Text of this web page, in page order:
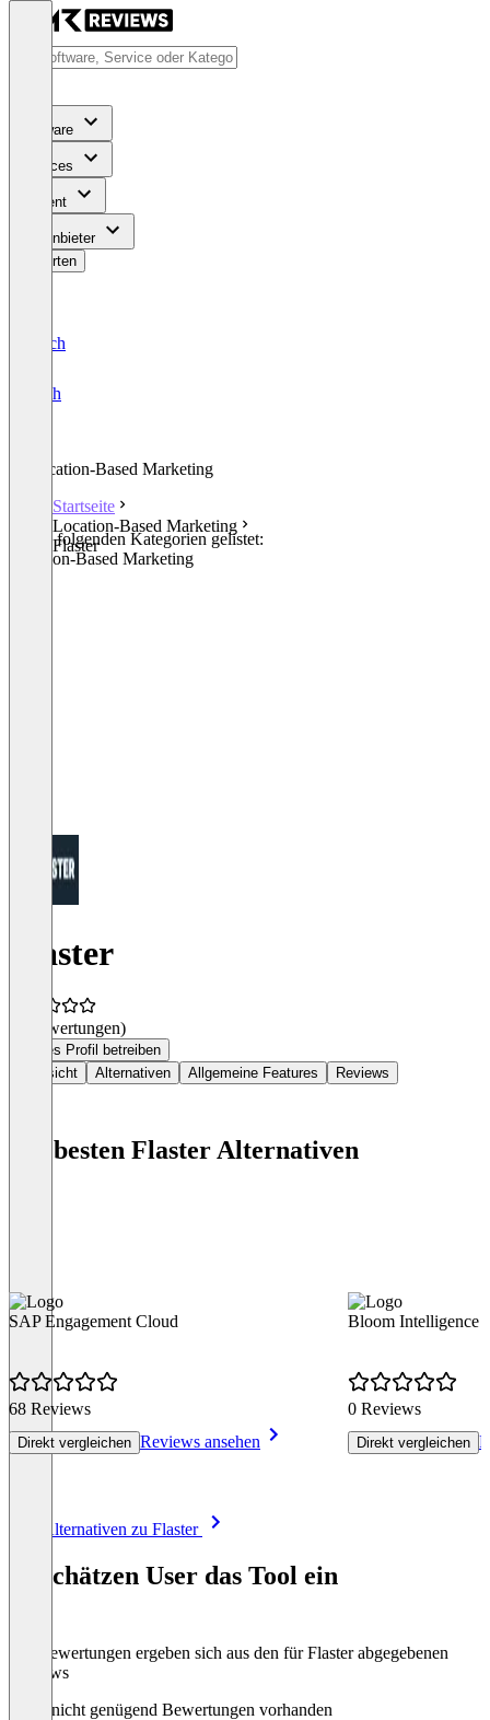
Software
Services
Content
Für Anbieter
Bewerten
Deutsch
English
Location-Based Marketing
Startseite
Location-Based Marketing
Flaster
In den folgenden Kategorien gelistet:
Location-Based Marketing
Flaster
(0 Bewertungen)
Dieses Profil betreiben
Übersicht
Alternativen Allgemeine Features Reviews
Die besten Flaster Alternativen
SAP Engagement Cloud
68 Reviews
Direkt vergleichen Reviews ansehen
Bloom Intelligence
0 Reviews
Direkt vergleichen
Alle Alternativen zu Flaster
So schätzen User das Tool ein
Die Bewertungen ergeben sich aus den für Flaster abgegebenen
Reviews
Noch nicht genügend Bewertungen vorhanden